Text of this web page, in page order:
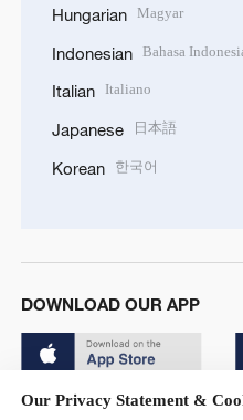
Hungarian Magyar
Indonesian Bahasa
Italian Italiano
Japanese 日本語
Korean 한국어
DOWNLOAD OUR APP
Our Privacy Statement &